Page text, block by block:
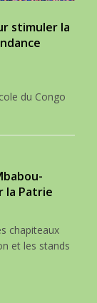
stimuler la
du Congo
la Patrie
chapiteaux
et les stands